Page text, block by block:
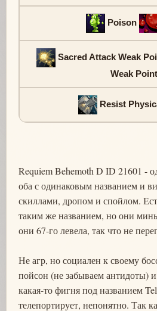
Poison
Sacred Attack Weak
Weak Point
Resist
Requiem Behemoth D ID 21601 -
оба с одинаковым названием и
скиллами, дропом и спойлом.
таким же названием, но они
они 67-го левела, так что не
Не агр, но социален к своему
пойсон (не забываем антидоты)
какая-то фигня под названием
телепортирует, непонятно. Так